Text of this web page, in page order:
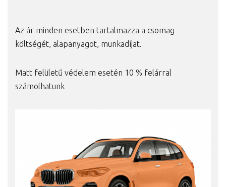
Az ár minden esetben tartalmazza a csomag
költségét, alapanyagot, munkadíjat.
Matt felületű védelem esetén 10 % felárral
számolhatunk